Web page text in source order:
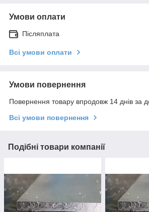
Умови оплати
Післяплата
Всі умови оплати
Умови повернення
Повернення товару впродовж 14 днів за
Всі умови повернення
Подібні товари компанії